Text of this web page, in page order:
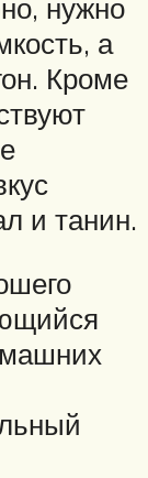
нужно
а
Кроме
и танин.